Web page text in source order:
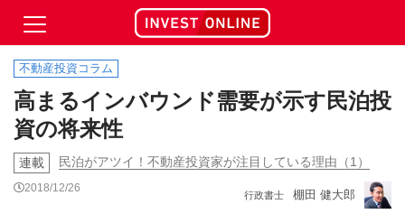
不動産投資コラム
高まるインバウンド需要が示す民泊投
資の将来性
連載 民泊がアツイ！不動産投資家が注目している理由（1）
2018/12/26
行政書士 棚田 健大郎